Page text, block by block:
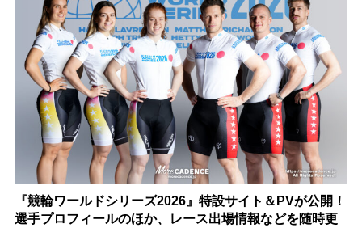
『競輪ワールドシリーズ2026』特設サイト＆PVが公開！
選手プロフィールのほか、レース出場情報などを随時更